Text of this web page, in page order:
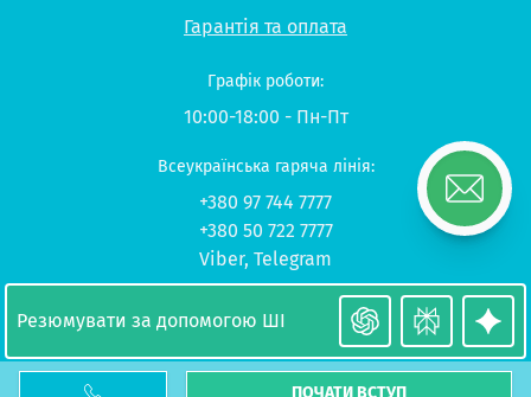
ПОЧАТИ ВСТУП
Гарантія та оплата
© 2026 UP-STUDY «Навчання в Польщі»
Графік роботи:
10:00-18:00 - Пн-Пт
Всеукраїнська гаряча лінія:
+380 97 744 7777
+380 50 722 7777
Viber, Telegram
Резюмувати за допомогою ШІ